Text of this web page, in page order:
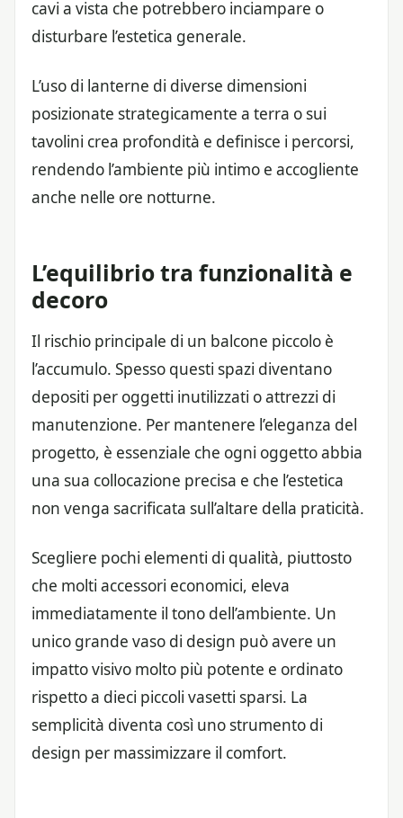
cavi a vista che potrebbero inciampare o
disturbare l’estetica generale.
L’uso di lanterne di diverse dimensioni
posizionate strategicamente a terra o sui
tavolini crea profondità e definisce i percorsi,
rendendo l’ambiente più intimo e accogliente
anche nelle ore notturne.
L’equilibrio tra funzionalità e
decoro
Il rischio principale di un balcone piccolo è
l’accumulo. Spesso questi spazi diventano
depositi per oggetti inutilizzati o attrezzi di
manutenzione. Per mantenere l’eleganza del
progetto, è essenziale che ogni oggetto abbia
una sua collocazione precisa e che l’estetica
non venga sacrificata sull’altare della praticità.
Scegliere pochi elementi di qualità, piuttosto
che molti accessori economici, eleva
immediatamente il tono dell’ambiente. Un
unico grande vaso di design può avere un
impatto visivo molto più potente e ordinato
rispetto a dieci piccoli vasetti sparsi. La
semplicità diventa così uno strumento di
design per massimizzare il comfort.